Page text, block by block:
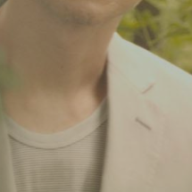
特別/特輯
一般